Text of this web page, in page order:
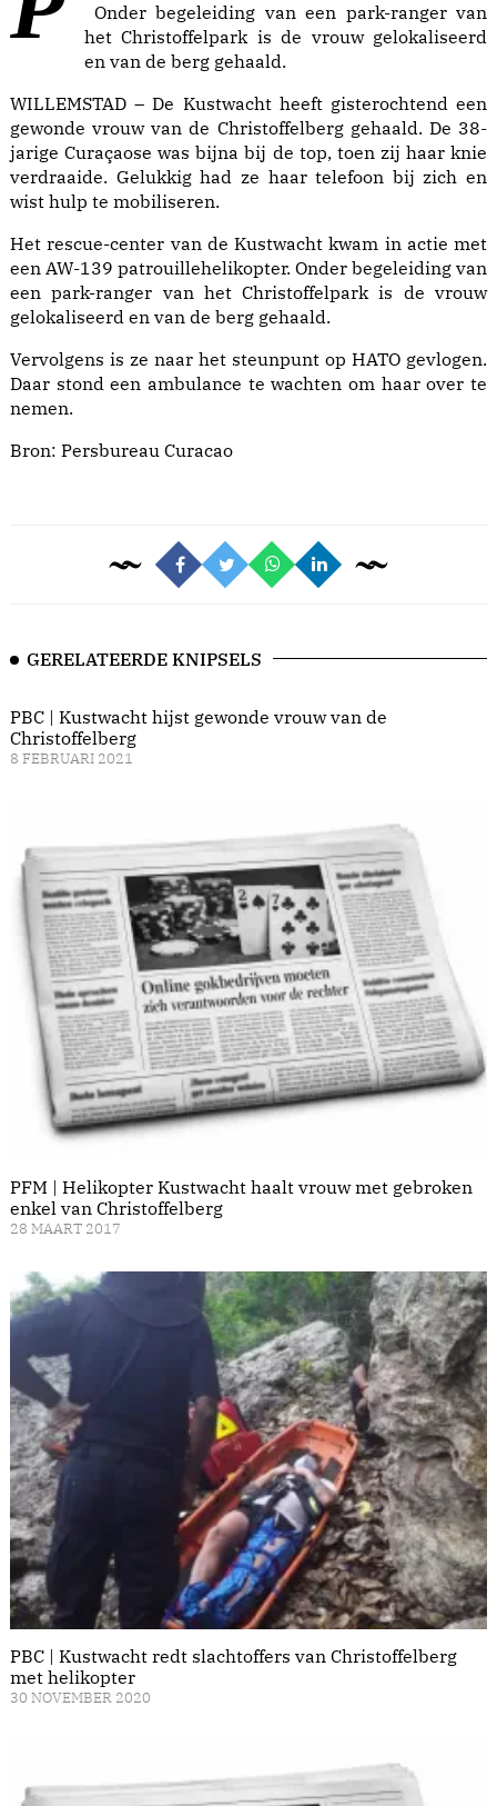
Onder begeleiding van een park-ranger van
het Christoffelpark is de vrouw gelokaliseerd
en van de berg gehaald.
WILLEMSTAD – De Kustwacht heeft gisterochtend een
gewonde vrouw van de Christoffelberg gehaald. De 38-
jarige Curaçaose was bijna bij de top, toen zij haar knie
verdraaide. Gelukkig had ze haar telefoon bij zich en
wist hulp te mobiliseren.
Het rescue-center van de Kustwacht kwam in actie met
een AW-139 patrouillehelikopter. Onder begeleiding van
een park-ranger van het Christoffelpark is de vrouw
gelokaliseerd en van de berg gehaald.
Vervolgens is ze naar het steunpunt op HATO gevlogen.
Daar stond een ambulance te wachten om haar over te
nemen.
Bron: Persbureau Curacao
GERELATEERDE KNIPSELS
PBC | Kustwacht hijst gewonde vrouw van de
Christoffelberg
8 FEBRUARI 2021
PFM | Helikopter Kustwacht haalt vrouw met gebroken
enkel van Christoffelberg
28 MAART 2017
PBC | Kustwacht redt slachtoffers van Christoffelberg
met helikopter
30 NOVEMBER 2020